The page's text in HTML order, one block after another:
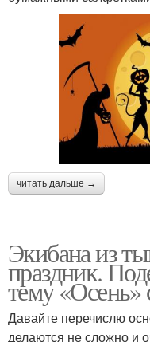
читать дальше →
Экибана из
праздник.
тему
Давайте перечислю
делаются не сложно и